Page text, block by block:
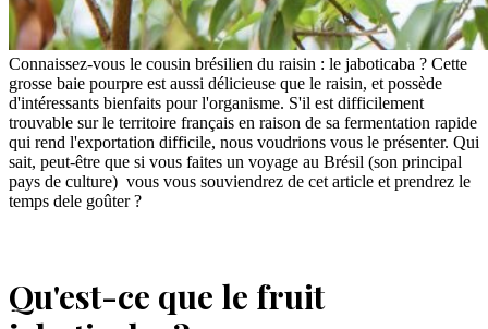
Connaissez-vous le cousin brésilien du raisin : le jaboticaba ? Cette
grosse baie pourpre est aussi délicieuse que le raisin, et possède
d'intéressants bienfaits pour l'organisme. S'il est difficilement
trouvable sur le territoire français en raison de sa fermentation rapide
qui rend l'exportation difficile, nous voudrions vous le présenter. Qui
sait, peut-être que si vous faites un voyage au Brésil (son principal
pays de culture) vous vous souviendrez de cet article et prendrez le
temps dele goûter ?
Qu'est-ce que le fruit